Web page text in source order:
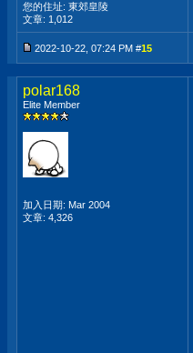
您的住址: 東郊皇陵
文章: 1,012
2022-10-22, 07:24 PM #15
polar168
Elite Member
加入日期: Mar 2004
文章: 4,326